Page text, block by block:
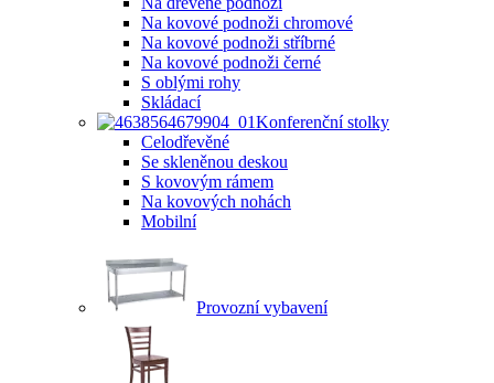
Na kovové podnoži chromové
Na kovové podnoži stříbrné
Na kovové podnoži černé
S oblými rohy
Skládací
Konferenční stolky
Celodřevěné
Se skleněnou deskou
S kovovým rámem
Na kovových nohách
Mobilní
Provozní vybavení